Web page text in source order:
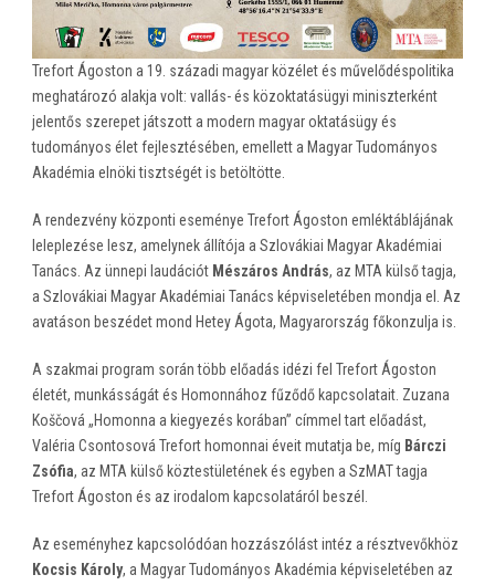
Trefort Ágoston a 19. századi magyar közélet és művelődéspolitika
meghatározó alakja volt: vallás- és közoktatásügyi miniszterként
jelentős szerepet játszott a modern magyar oktatásügy és
tudományos élet fejlesztésében, emellett a Magyar Tudományos
Akadémia elnöki tisztségét is betöltötte.
A rendezvény központi eseménye Trefort Ágoston emléktáblájának
leleplezése lesz, amelynek állítója a Szlovákiai Magyar Akadémiai
Tanács. Az ünnepi laudációt Mészáros András, az MTA külső tagja,
a Szlovákiai Magyar Akadémiai Tanács képviseletében mondja el. Az
avatáson beszédet mond Hetey Ágota, Magyarország főkonzulja is.
A szakmai program során több előadás idézi fel Trefort Ágoston
életét, munkásságát és Homonnához fűződő kapcsolatait. Zuzana
Koščová „Homonna a kiegyezés korában” címmel tart előadást,
Valéria Csontosová Trefort homonnai éveit mutatja be, míg Bárczi
Zsófia, az MTA külső köztestületének és egyben a SzMAT tagja
Trefort Ágoston és az irodalom kapcsolatáról beszél.
Az eseményhez kapcsolódóan hozzászólást intéz a résztvevőkhöz
Kocsis Károly, a Magyar Tudományos Akadémia képviseletében az